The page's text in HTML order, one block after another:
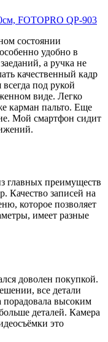
FOTOPRO QP-903
состоянии
удобно в
а ручка не
качественный кадр
под рукой
виде. Легко
карман пальто. Еще
Мой смартфон сидит
главных преимуществ
Качество записей на
которое позволяет
имеет разные
доволен покупкой.
все детали
порадовала высоким
деталей. Камера
это